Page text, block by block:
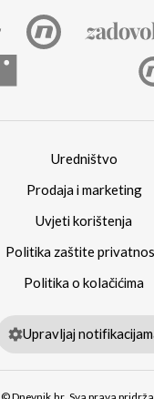
Uredništvo
Prodaja i marketing
Uvjeti korištenja
Politika zaštite
Politika o kolačićima
Upravljaj